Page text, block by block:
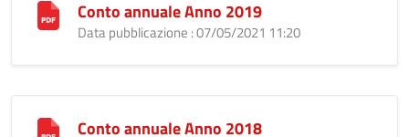
Conto annuale Anno 2019
Data pubblicazione : 07/05/2021 11:20
Conto annuale Anno 2018